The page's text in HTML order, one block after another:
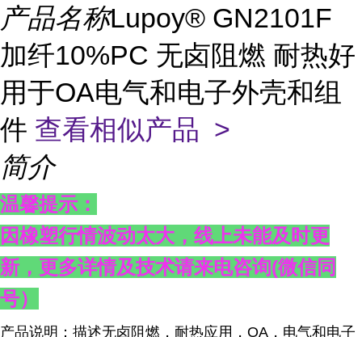
产品名称Lupoy® GN2101F
加纤10%PC 无卤阻燃 耐热好
用于OA电气和电子外壳和组
件 查看相似产品 >
简介
温馨提示：
因橡塑行情波动太大，线上未能及时更
新，更多详情及技术请来电咨询(微信同
号）
产品说明：描述无卤阻燃，耐热应用，OA，电气和电子